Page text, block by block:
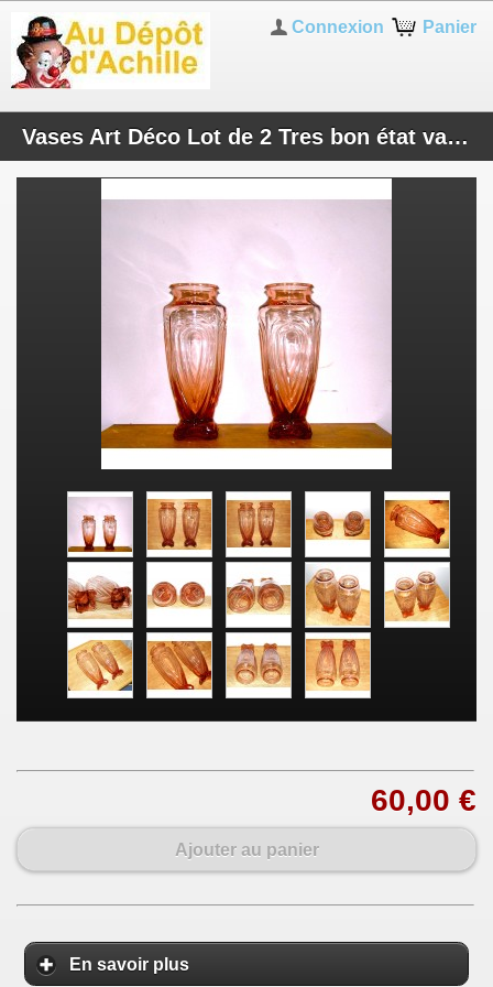
Panier
Connexion
Vases Art Déco Lot de 2 Tres bon état vases moulés vintage rose rosaline
60,00 €
Ajouter au panier
En savoir plus